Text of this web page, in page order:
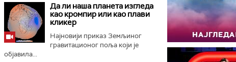
Да ли наша планета изгледа
као кромпир или као плави
кликер
Најновији приказ Земљиног
гравитационог поља који је
објавила...